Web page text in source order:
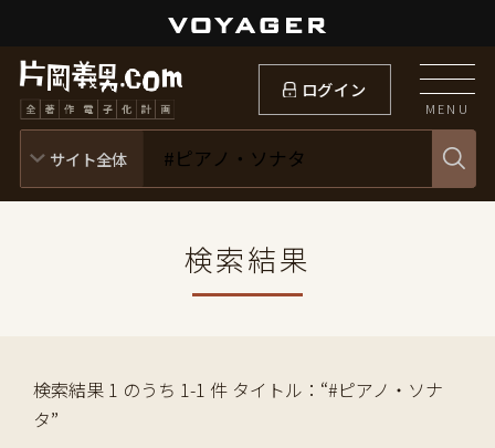
ログイン
MENU
検索結果
検索結果 1 のうち 1-1 件 タイトル：“#ピアノ・ソナ
タ”